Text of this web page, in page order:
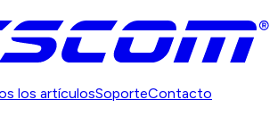
los artículosSoporteContacto